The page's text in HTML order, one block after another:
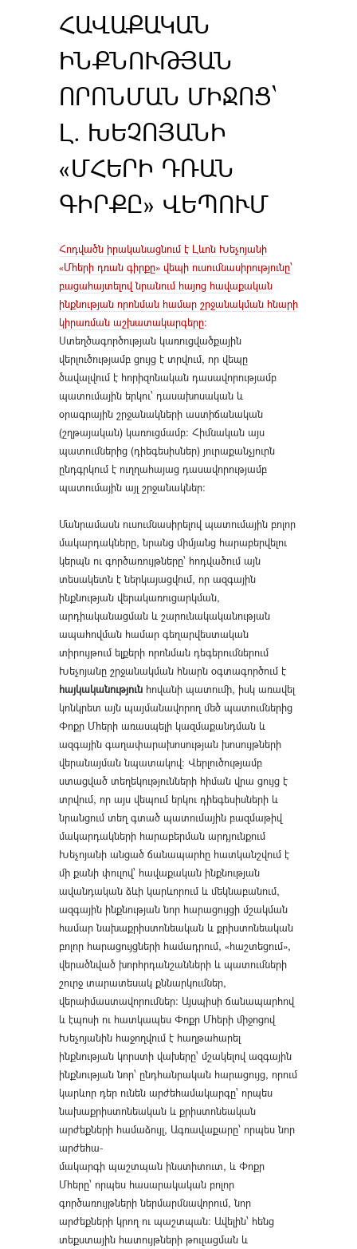
ՀԱՎԱՔԱԿԱՆ
ԻՆՔՆՈՒԹՅԱՆ
ՈՐՈՆՄԱՆ ՄԻՋՈՑ՝
Լ. ԽԵՉՈՅԱՆԻ
«ՄՀԵՐԻ ԴՌԱՆ
ԳԻՐՔԸ» ՎԵՊՈՒՄ
Հոդվածն իրականացնում է Լևոն Խեչոյանի
«Մհերի դռան գիրքը» վեպի ուսումնասիրությունը՝
բացահայտելով նրանում հայոց հավաքական
ինքնության որոնման համար շրջանակման հնարի
կիրառման աշխատակարգերը:
Ստեղծագործության կառուցվածքային
վերլուծությամբ ցույց է տրվում, որ վեպը
ծավալվում է հորիզոնական դասավորությամբ
պատումային երկու՝ դասախոսական և
օրագրային շրջանակների աստիճանական
(շղթայական) կառուցմամբ: Հիմնական այս
պատումներից (դիեգեսիսներ) յուրաքանչյուրն
ընդգրկում է ուղղահայաց դասավորությամբ
պատումային այլ շրջանակներ:
Մանրամասն ուսումնասիրելով պատումային բոլոր
մակարդակները, նրանց միմյանց հարաբերվելու
կերպն ու գործառույթները՝ հոդվածում այն
տեսակետն է ներկայացվում, որ ազգային
ինքնության վերակառուցարկման,
արդիականացման և շարունակականության
ապահովման համար գեղարվեստական
տիրույթում ելքերի որոնման դեգերումներում
Խեչոյանը շրջանակման հնարն օգտագործում է
հայկականություն հովանի պատումի, իսկ առավել
կոնկրետ այն պայմանավորող մեծ պատումներից
Փոքր Մհերի առասպելի կազմաքանդման և
ազգային գաղափարախոսության խոսույթների
վերանայման նպատակով: Վերլուծությամբ
ստացված տեղեկությունների հիման վրա ցույց է
տրվում, որ այս վեպում երկու դիեգեսիսների և
նրանցում տեղ գտած պատումային բազմաթիվ
մակարդակների հարաբերման արդյունքում
Խեչոյանի անցած ճանապարհը հատկանշվում է
մի քանի փուլով՝ հավաքական ինքնության
ավանդական ձևի կարևորում և մեկնաբանում,
ազգային ինքնության նոր հարացույցի մշակման
համար նախաքրիստոնեական և քրիստոնեական
բոլոր հարացույցների համադրում, «հաշտեցում»,
վերածնված խորհրդանշանների և պատումների
շուրջ տարատեսակ քննարկումներ,
վերաիմաստավորումներ: Այսպիսի ճանապարհով
և էպոսի ու հատկապես Փոքր Մհերի միջոցով
Խեչոյանին հաջողվում է հաղթահարել
ինքնության կորստի վախերը՝ մշակելով ազգային
ինքնության նոր՝ ընդհանրական հարացույց, որում
կարևոր դեր ունեն արժեհամակարգը՝ որպես
նախաքրիստոնեական և քրիստոնեական
արժեքների համաձույլ, Ագռավաքարը՝ որպես նոր
արժեհա-
մակարգի պաշտպան ինստիտուտ, և Փոքր
Մհերը՝ որպես հասարակական բոլոր
գործառույթների ներմարմնավորում, նոր
արժեքների կրող ու պաշտպան: Ավելին՝ հենց
տեքստային հատույթների թուլացման և